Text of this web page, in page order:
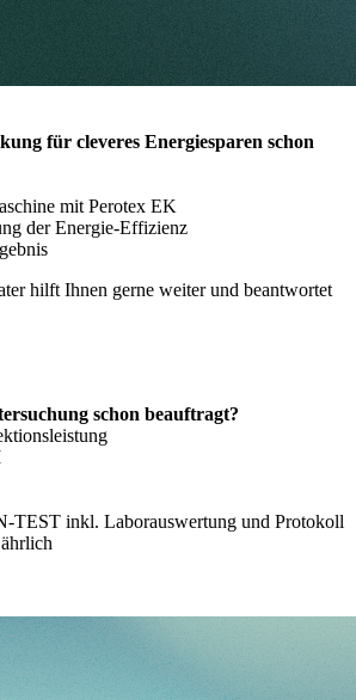
für cleveres Energiesparen schon
mit Perotex EK
der Energie-Effizienz
hilft Ihnen gerne weiter und beantwortet
schon beauftragt?
inkl. Laborauswertung und Protokoll